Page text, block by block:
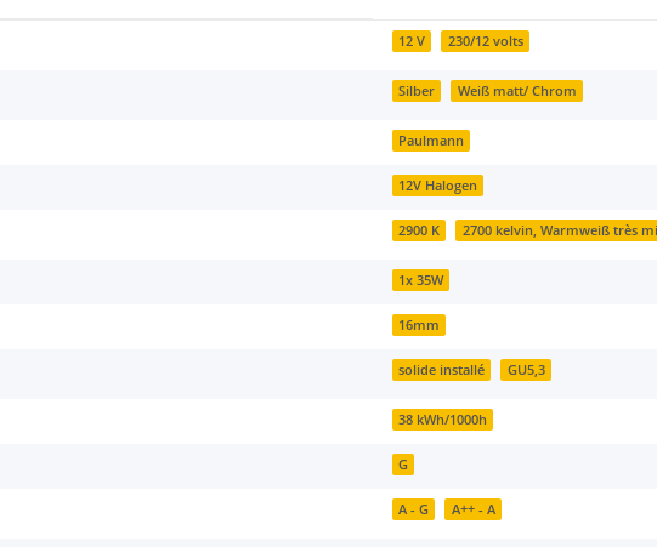
12 V 230/12 volts
Silber Weiß matt/ Chrom
Paulmann
12V Halogen
2900 K 2700 kelvin, Warmweiß très
1x 35W
16mm
solide installé GU5,3
38 kWh/1000h
G
A - G A++ - A